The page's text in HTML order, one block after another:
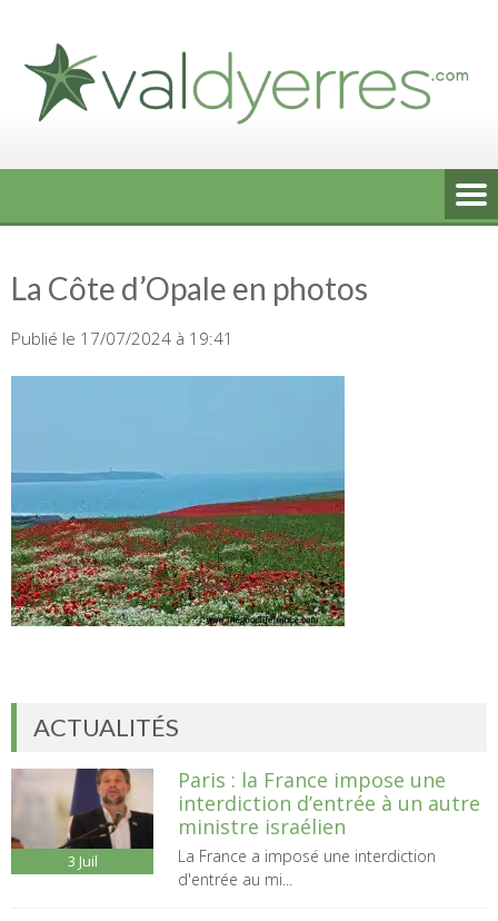
content
La Côte d’Opale en photos
Publié le 17/07/2024 à 19:41
ACTUALITÉS
3 Juil
Paris : la France impose une
interdiction d’entrée à un autre
ministre israélien
La France a imposé une interdiction
d'entrée au mi...